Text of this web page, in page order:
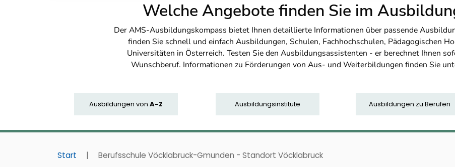
Welche Angebote finden Sie im
Der AMS-Ausbildungskompass bietet Ihnen detaillierte Informationen über passende
finden Sie schnell und einfach Ausbildungen, Schulen, Fachhochschulen, Pädagogischen
Universitäten in Österreich. Testen Sie den Ausbildungsassistenten - er berechnet Ihnen
Wunschberuf. Informationen zu Förderungen von Aus- und Weiterbildungen finden Sie
Ausbildungen von A-Z Ausbildungsinstitute Ausbildungen zu Berufen
Start | Berufsschule Vöcklabruck-Gmunden - Standort Vöcklabruck